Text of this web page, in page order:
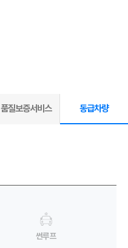
품질보증서비스 동급차량
썬루프